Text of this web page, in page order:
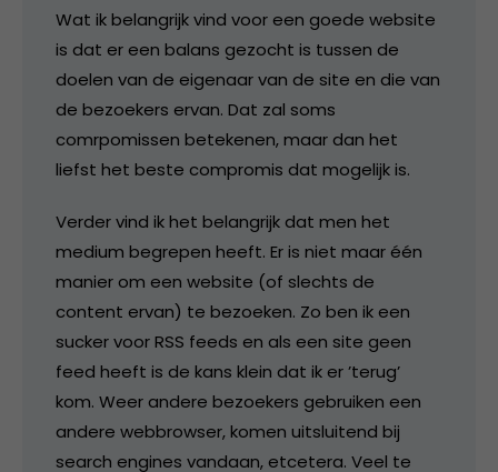
Wat ik belangrijk vind voor een goede website
is dat er een balans gezocht is tussen de
doelen van de eigenaar van de site en die van
de bezoekers ervan. Dat zal soms
comrpomissen betekenen, maar dan het
liefst het beste compromis dat mogelijk is.
Verder vind ik het belangrijk dat men het
medium begrepen heeft. Er is niet maar één
manier om een website (of slechts de
content ervan) te bezoeken. Zo ben ik een
sucker voor RSS feeds en als een site geen
feed heeft is de kans klein dat ik er ’terug’
kom. Weer andere bezoekers gebruiken een
andere webbrowser, komen uitsluitend bij
search engines vandaan, etcetera. Veel te